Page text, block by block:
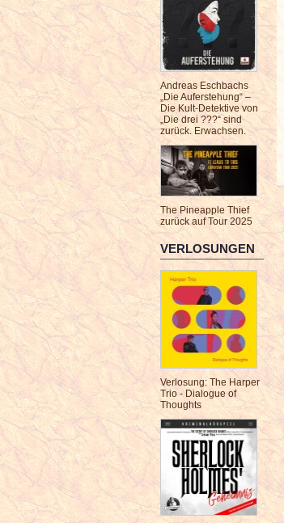
Andreas Eschbachs
„Die Auferstehung“ –
Die Kult-Detektive von
„Die drei ???“ sind
zurück. Erwachsen.
The Pineapple Thief
zurück auf Tour 2025
VERLOSUNGEN
Verlosung: The Harper
Trio - Dialogue of
Thoughts